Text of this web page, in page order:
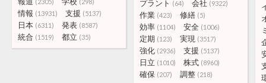
情報 (13931) 支援 (5137)
日本 (6311) 発表 (8587)
統合 (1519) 都立 (35)
プラント (64) 会社 (9322)
作業 (423) 修繕 (5)
効率 (1104) 安全 (1006)
定期 (123) 実現 (3517)
強化 (2936) 支援 (5137)
日立 (1010) 株式 (8960)
確保 (207) 調整 (218)